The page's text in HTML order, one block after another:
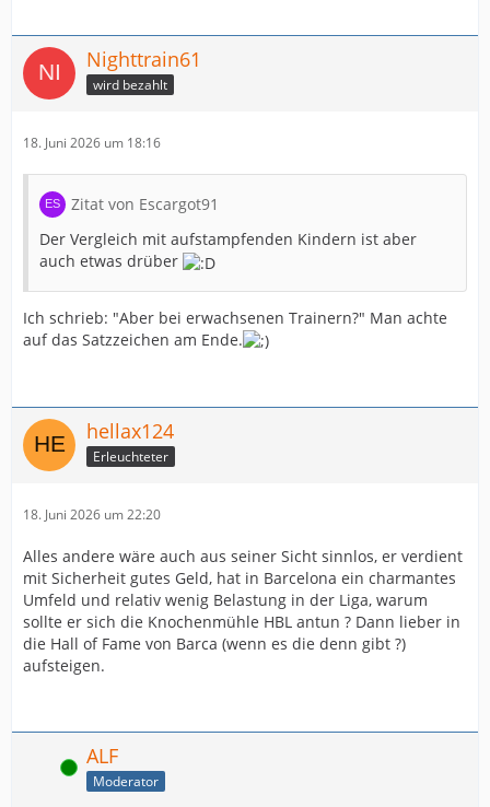
Nighttrain61
wird bezahlt
18. Juni 2026 um 18:16
Zitat von Escargot91
Der Vergleich mit aufstampfenden Kindern ist aber
auch etwas drüber
Ich schrieb: "Aber bei erwachsenen Trainern?" Man achte
auf das Satzzeichen am Ende.
hellax124
Erleuchteter
18. Juni 2026 um 22:20
Alles andere wäre auch aus seiner Sicht sinnlos, er verdient
mit Sicherheit gutes Geld, hat in Barcelona ein charmantes
Umfeld und relativ wenig Belastung in der Liga, warum
sollte er sich die Knochenmühle HBL antun ? Dann lieber in
die Hall of Fame von Barca (wenn es die denn gibt ?)
aufsteigen.
Online ALF
Moderator